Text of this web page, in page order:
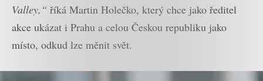
Valley,“ říká Martin Holečko, který chce jako ředitel
akce ukázat i Prahu a celou Českou republiku jako
místo, odkud lze měnit svět.